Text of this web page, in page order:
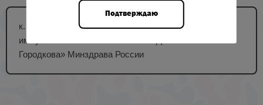
к. м. н., научный сотрудник лаборатории клинической
иммунологии ФГБУ «Ив НИИ М и Д им. В.Н.
Городкова» Минздрава России
Подтверждаю